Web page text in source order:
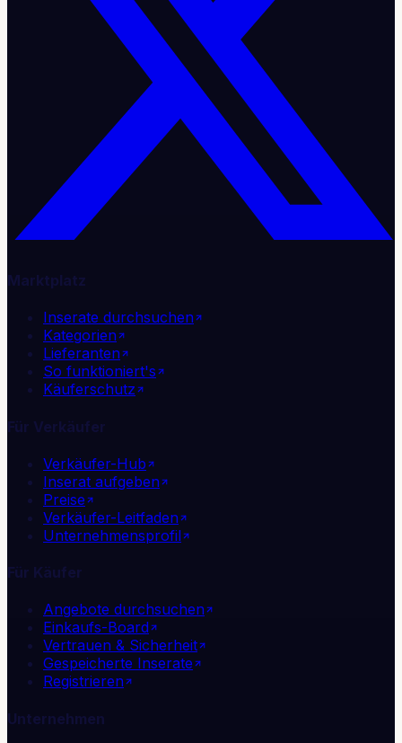
Marktplatz
Inserate durchsuchen
Kategorien
Lieferanten
So funktioniert's
Käuferschutz
Für Verkäufer
Verkäufer-Hub
Inserat aufgeben
Preise
Verkäufer-Leitfaden
Unternehmensprofil
Für Käufer
Angebote durchsuchen
Einkaufs-Board
Vertrauen & Sicherheit
Gespeicherte Inserate
Registrieren
Unternehmen